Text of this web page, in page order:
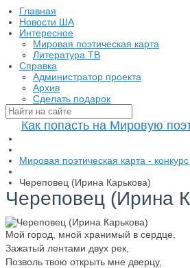
Главная
Новости ША
Интересное
Мировая поэтическая карта
Литература ТВ
Справка
Администратор проекта
Архив
Сделать подарок
Как попасть на Мировую
Мировая поэтическая карта -
Череповец (Ирина Карькова)
Череповец (Ирина
Мой город, мной хранимый в сердце,
Зажатый лентами двух рек,
Позволь твою открыть мне дверцу,